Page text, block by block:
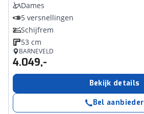
Dames
5 versnellingen
Schijfrem
53 cm
BARNEVELD
4.049,-
Bekijk details
Bel aanbieder